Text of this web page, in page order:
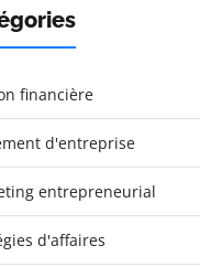
financière
d'entreprise
entrepreneurial
d'affaires